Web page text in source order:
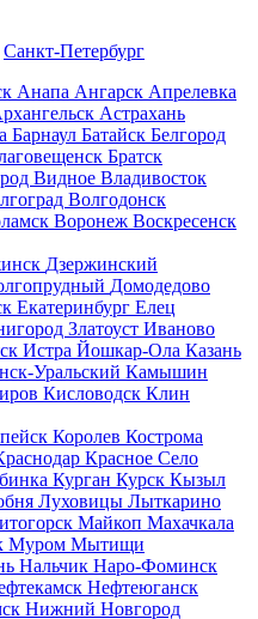
Санкт-Петербург
Анапа Ангарск Апрелевка
Астрахань
Барнаул Батайск Белгород
Братск
Видное Владивосток
Волгодонск
Воронеж Воскресенск
Дзержинский
Домодедово
Екатеринбург Елец
Златоуст Иваново
Истра Йошкар-Ола Казань
Уральский Камышин
Кисловодск Клин
Королев Кострома
Красное Село
Курган Курск Кызыл
Луховицы Лыткарино
Майкоп Махачкала
Муром Мытищи
Нальчик Наро-Фоминск
Нефтеюганск
Нижний Новгород